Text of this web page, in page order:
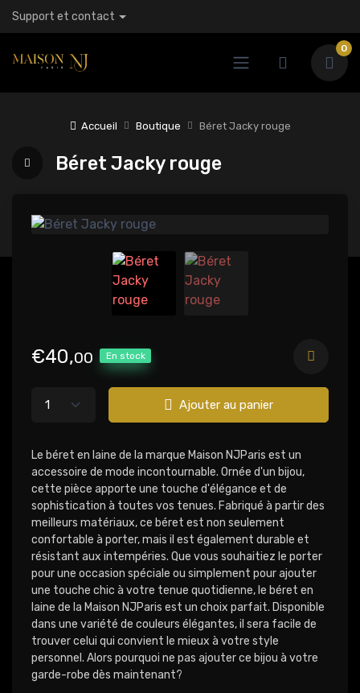
Support et contact
0
Accueil Boutique Béret Jacky rouge
Béret Jacky rouge
€40,00 En stock
Ajouter au panier
Le béret en laine de la marque Maison NJParis est un
accessoire de mode incontournable. Ornée d'un bijou,
cette pièce apporte une touche d'élégance et de
sophistication à toutes vos tenues. Fabriqué à partir des
meilleurs matériaux, ce béret est non seulement
confortable à porter, mais il est également durable et
résistant aux intempéries. Que vous souhaitiez le porter
pour une occasion spéciale ou simplement pour ajouter
une touche chic à votre tenue quotidienne, le béret en
laine de la Maison NJParis est un choix parfait. Disponible
dans une variété de couleurs élégantes, il sera facile de
trouver celui qui convient le mieux à votre style
personnel. Alors pourquoi ne pas ajouter ce bijou à votre
garde-robe dès maintenant?